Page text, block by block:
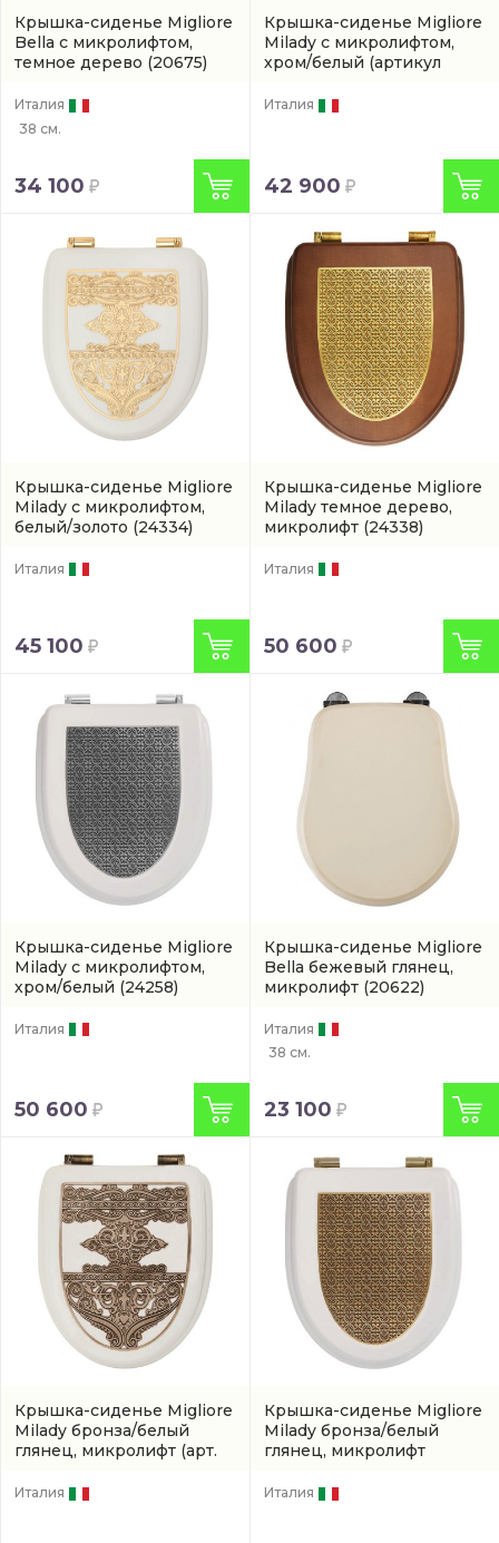
Крышка-сиденье Migliore
Bella с микролифтом,
темное дерево (20675)
Италия
38 см.
34 100
Крышка-сиденье Migliore
Milady с микролифтом,
хром/белый (артикул
Италия
42 900
Крышка-сиденье Migliore
Milady с микролифтом,
белый/золото (24334)
Италия
45 100
Крышка-сиденье Migliore
Milady темное дерево,
микролифт (24338)
Италия
50 600
Крышка-сиденье Migliore
Milady с микролифтом,
хром/белый (24258)
Италия
50 600
Крышка-сиденье Migliore
Bella бежевый глянец,
микролифт (20622)
Италия
38 см.
23 100
Крышка-сиденье Migliore
Milady бронза/белый
глянец, микролифт (арт.
Италия
Крышка-сиденье Migliore
Milady бронза/белый
глянец, микролифт
Италия